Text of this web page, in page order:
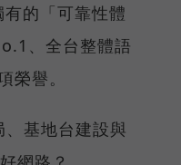
的「可靠性體
、全台整體語
譽。
基地台建設與